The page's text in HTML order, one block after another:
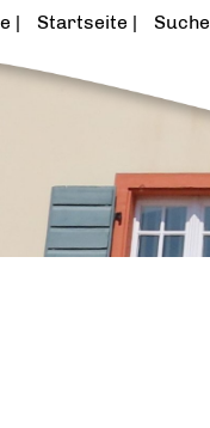
Startseite Suche